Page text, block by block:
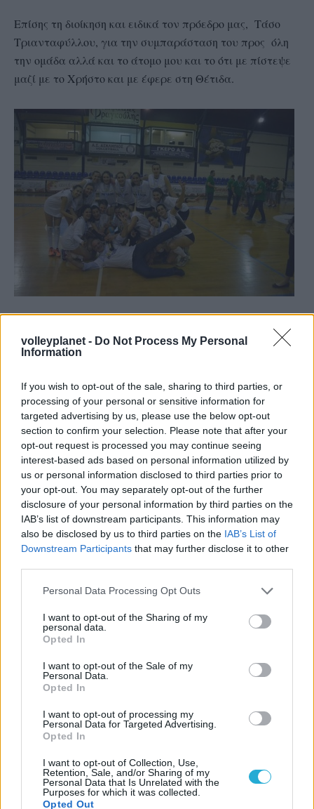
volleyplanet - Do Not Process My Personal
Information
If you wish to opt-out of the sale, sharing to third parties, or
processing of your personal or sensitive information for
targeted advertising by us, please use the below opt-out
section to confirm your selection. Please note that after your
opt-out request is processed you may continue seeing
interest-based ads based on personal information utilized by
us or personal information disclosed to third parties prior to
your opt-out. You may separately opt-out of the further
disclosure of your personal information by third parties on the
IAB’s list of downstream participants. This information may
also be disclosed by us to third parties on the IAB’s List of
Downstream Participants that may further disclose it to other
Please note that this website/app uses one or more Google
not limited to your visit or usage behaviour. You may click to
grant or deny consent to Google and its third-party tags to
use your data for below specified purposes in below Google
consent section.
Personal Data Processing Opt Outs
I want to opt-out of the Sharing of my
personal data.
Opted In
I want to opt-out of the Sale of my
Personal Data.
Opted In
I want to opt-out of processing my
Personal Data for Targeted Advertising.
Opted In
I want to opt-out of Collection, Use,
Retention, Sale, and/or Sharing of my
Personal Data that Is Unrelated with the
Purposes for which it was collected.
Opted Out
Επίσης τη διοίκηση και ειδικά τον πρόεδρο μας, Τάσο
Τριανταφύλλου, για την συμπαράσταση του προς όλη
την ομάδα αλλά και το άτομο μου και το ότι με πίστεψε
μαζί με το Χρήστο και με έφερε στη Θέτιδα.
από μια τόσο δύσκολη χρονιά, γίναμε μια γροθιά,
νικήσαμε όλα τα εμπόδια που μας παρουσιάστηκαν και
καταφέραμε να φτάσουμε στο μεγάλο μας στόχο, που
ήταν η άνοδος στην Α1 στο τουρνουά των Τρικάλων.»
Για το αν πιστεύει ότι η Θέτιδα θα μπορέσει να καλύψει
το κενό της και να παραμείνει στην μεγάλη κατηγορία, η
«νηρηίδα» του βόλεϊ, υποστήριξε: « Πιστεύω ότι μπορεί.
Διοίκηση και προπονητής νομίζω ότι θα κάνουν το
καλύτερο δυνατό για την ενίσχυση του ρόστερ, ώστε να
είναι ο σύλλογος ανταγωνιστικός και τη νέα σεζόν και
να παραμείνει άνετα στην κατηγορία.